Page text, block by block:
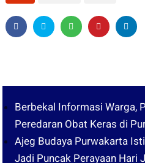
Berbekal Informasi Warga,
Peredaran Obat Keras di
Ajeg Budaya Purwakarta
Jadi Puncak Perayaan Hari